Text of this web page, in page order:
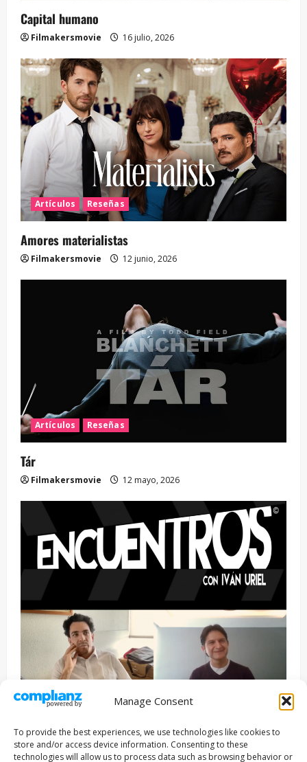
Manage Consent
To provide the best experiences, we use technologies like cookies to
store and/or access device information. Consenting to these
technologies will allow us to process data such as browsing behavior or
Capital humano
Filmakersmovie 16 julio, 2026
Artículos Reseñas
Amores materialistas
Filmakersmovie 12 junio, 2026
Artículos Reseñas
Tár
Filmakersmovie 12 mayo, 2026
Entrevista Series
ENCUENTROS CON IVÁN URIEL T3E22: JUAN PATRICIO
RIVEROLL